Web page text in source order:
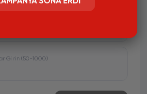
Girin (50-1000)